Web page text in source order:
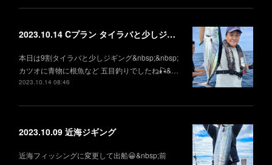
2023.10.14 Cプラン タイラバと少しジギング
本日は9割タイラバと少しジギング&nbsp;&nbsp;
カツオに青物に根魚など 五目釣りでしたね🎣&…
2023.10.14 08:46
2023.10.09 近海ジギング
近海フィッシングに変更して出船😀&nbsp;前